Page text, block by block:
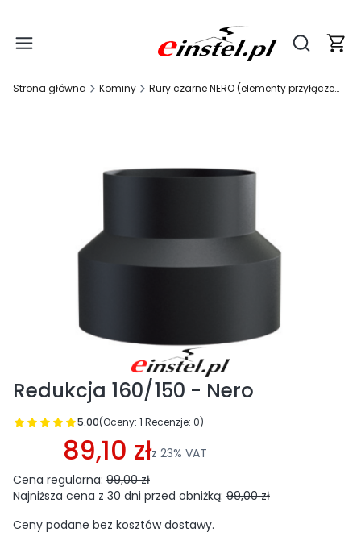
Otwórz
Strona główna Kominy Rury czarne NERO (elementy przyłączeniowe do kominków)
Redukcja 160/150 - Nero
5.00(Oceny: 1 Recenzje: 0)
Przejdź do sekcji Opinie
89,10 złz 23% VAT
Cena regularna: 99,00 zł
Najniższa cena z 30 dni przed obniżką: 99,00 zł
Ceny podane bez kosztów dostawy.